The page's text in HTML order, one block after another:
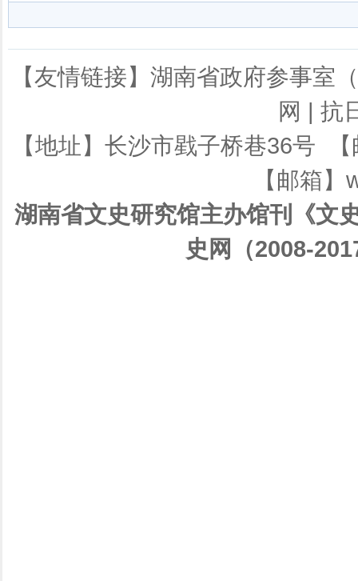
【友情链接】 湖南省政府参事室
网 | 抗
【地址】长沙市戥子桥巷36号
【邮箱
湖南省文史研究馆主办馆刊《文
史网（2008-